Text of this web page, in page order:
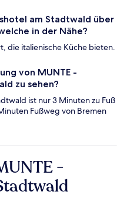
am Stadtwald über
in der Nähe?
die italienische Küche bieten.
von MUNTE -
zu sehen?
ist nur 3 Minuten zu Fuß
Fußweg von Bremen
-